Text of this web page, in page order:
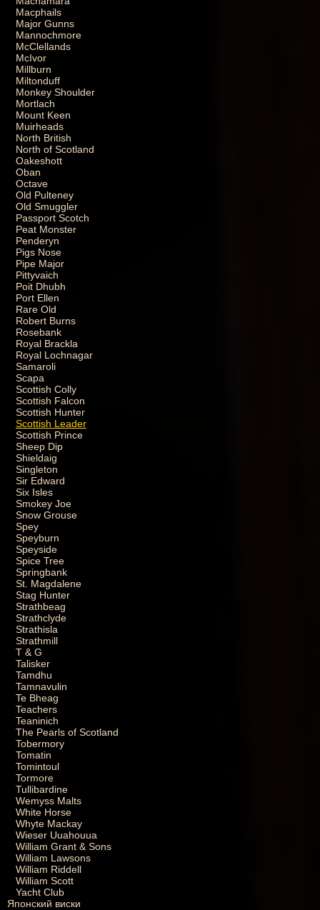
Macphails
Major Gunns
Mannochmore
McClellands
McIvor
Millburn
Miltonduff
Monkey Shoulder
Mortlach
Mount Keen
Muirheads
North British
North of Scotland
Oakeshott
Oban
Octave
Old Pulteney
Old Smuggler
Passport Scotch
Peat Monster
Penderyn
Pigs Nose
Pipe Major
Pittyvaich
Poit Dhubh
Port Ellen
Rare Old
Robert Burns
Rosebank
Royal Brackla
Royal Lochnagar
Samaroli
Scapa
Scottish Colly
Scottish Falcon
Scottish Hunter
Scottish Leader
Scottish Prince
Sheep Dip
Shieldaig
Singleton
Sir Edward
Six Isles
Smokey Joe
Snow Grouse
Spey
Speyburn
Speyside
Spice Tree
Springbank
St. Magdalene
Stag Hunter
Strathbeag
Strathclyde
Strathisla
Strathmill
T & G
Talisker
Tamdhu
Tamnavulin
Te Bheag
Teachers
Teaninich
The Pearls of Scotland
Tobermory
Tomatin
Tomintoul
Tormore
Tullibardine
Wemyss Malts
White Horse
Whyte Mackay
Wieser Uuahouua
William Grant & Sons
William Lawsons
William Riddell
William Scott
Yacht Club
Японский виски